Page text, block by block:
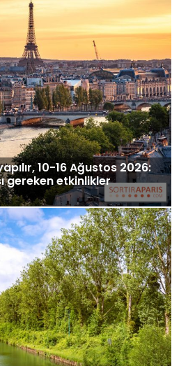
10-16 Ağustos 2026:
gereken etkinlikler